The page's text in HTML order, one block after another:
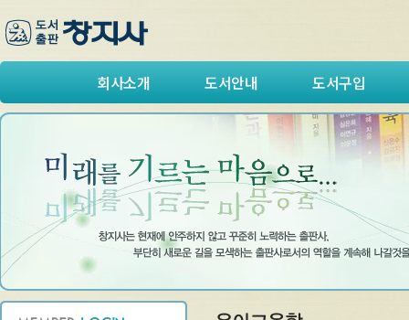
회사소개 도서안내 도서구입